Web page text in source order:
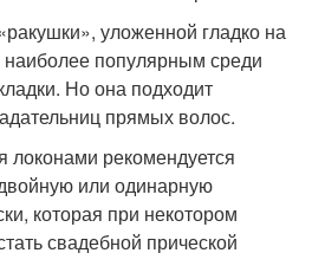
уложенной гладко на
наиболее популярным среди
Но она подходит
прямых волос.
рекомендуется
или одинарную
которая при некотором
свадебной прической